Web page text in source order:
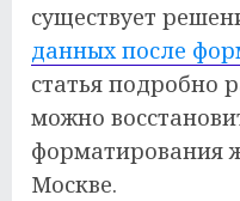
существует
данных после
статья подробно
можно
форматирования
Москве.